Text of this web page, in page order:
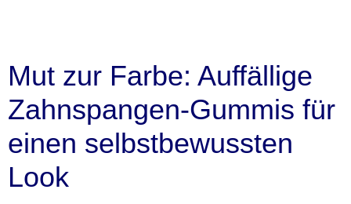
Mut zur Farbe: Auffällige
Zahnspangen-Gummis für
einen selbstbewussten
Look